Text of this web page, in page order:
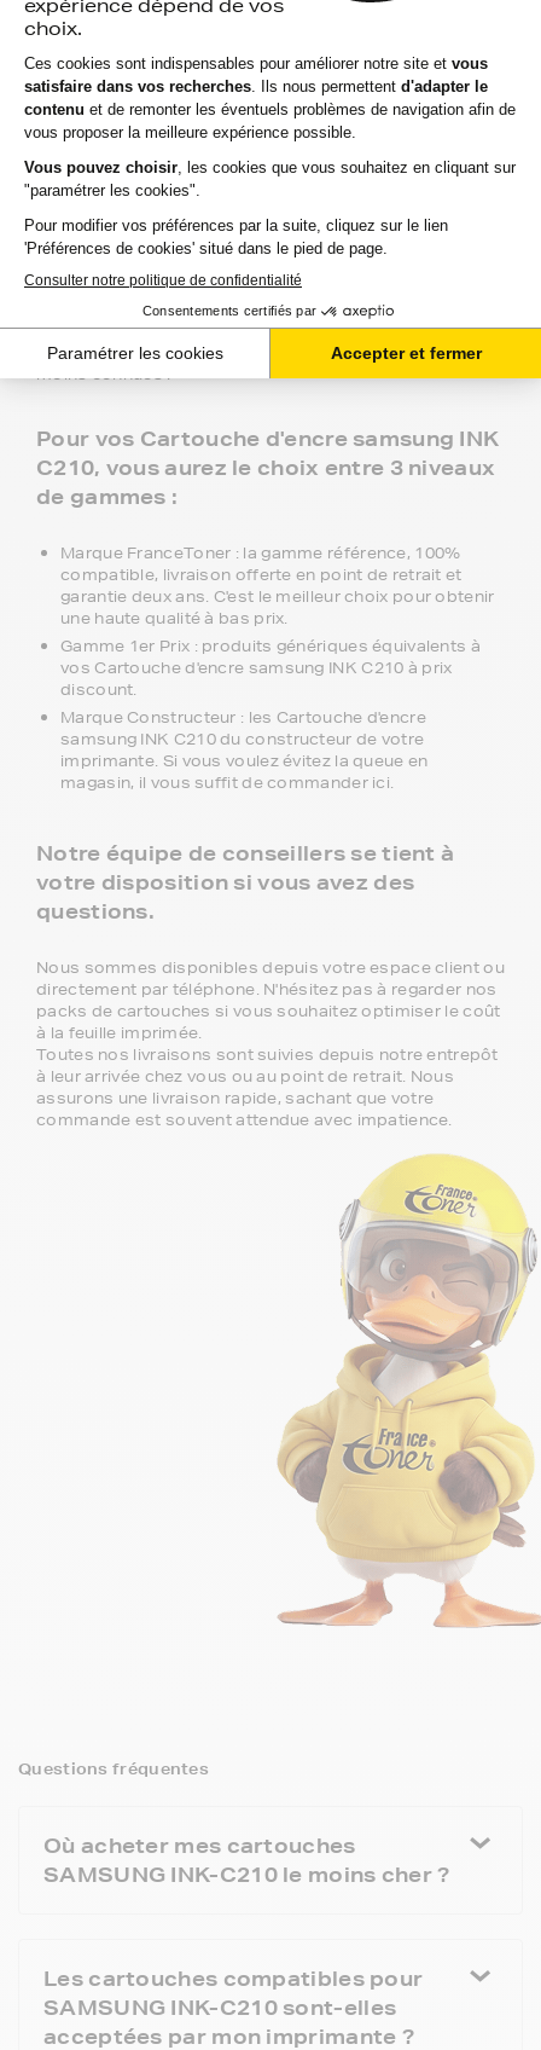
FranceToner, le spécialiste des
Cartouche d'encre compatibles
équivalent à samsung INK C210 au
meilleur prix pour votre imprimante.
Depuis 2000, FranceToner accompagne particuliers et
professionnels avec ses Cartouche d'encre compatibles
équivalent à samsung INK C210.
clients, FranceToner est la référence. Nous proposons
plus de 300 000 produits pour toutes les plus grandes
marques : Epson, HP, Canon, Lexmark, Brother,
Samsung, Konica-MInolta, Olivetti, Ricoh.... et même les
moins connues !
Pour vos Cartouche d'encre samsung INK
C210, vous aurez le choix entre 3 niveaux
de gammes :
Marque FranceToner : la gamme référence, 100%
compatible, livraison offerte en point de retrait et
garantie deux ans. C'est le meilleur choix pour obtenir
une haute qualité à bas prix.
Gamme 1er Prix : produits génériques équivalents à
vos Cartouche d'encre samsung INK C210 à prix
discount.
Marque Constructeur : les Cartouche d'encre
samsung INK C210 du constructeur de votre
imprimante. Si vous voulez évitez la queue en
magasin, il vous suffit de commander ici.
Notre équipe de conseillers se tient à
votre disposition si vous avez des
questions.
Nous sommes disponibles depuis votre espace client ou
directement par téléphone. N'hésitez pas à regarder nos
packs de cartouches si vous souhaitez optimiser le coût
à la feuille imprimée.
Toutes nos livraisons sont suivies depuis notre entrepôt
à leur arrivée chez vous ou au point de retrait. Nous
assurons une livraison rapide, sachant que votre
commande est souvent attendue avec impatience.
Questions fréquentes
Où acheter mes cartouches
SAMSUNG INK-C210 le moins cher ?
Les cartouches compatibles pour
SAMSUNG INK-C210 sont-elles
acceptées par mon imprimante ?